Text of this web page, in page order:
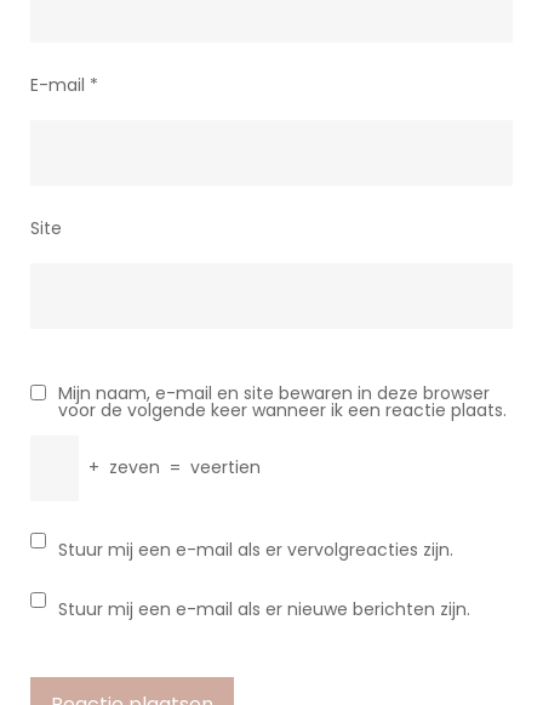
E-mail *
Site
Mijn naam, e-mail en site bewaren in deze browser
voor de volgende keer wanneer ik een reactie plaats.
+ zeven = veertien
Stuur mij een e-mail als er vervolgreacties zijn.
Stuur mij een e-mail als er nieuwe berichten zijn.